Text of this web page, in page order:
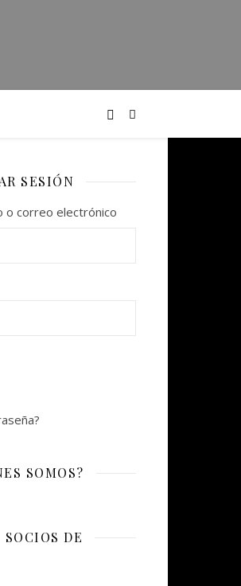
SESIÓN
o correo electrónico
SOMOS?
SOCIOS DE